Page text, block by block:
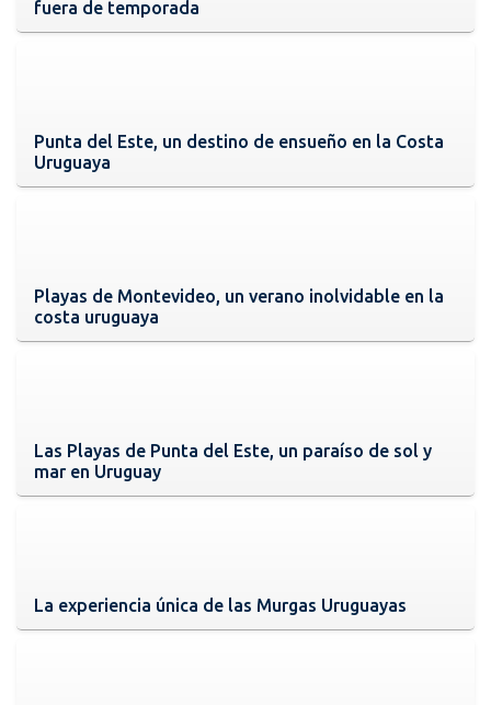
fuera de temporada
Punta del Este, un destino de ensueño en la Costa
Uruguaya
Playas de Montevideo, un verano inolvidable en la
costa uruguaya
Las Playas de Punta del Este, un paraíso de sol y
mar en Uruguay
La experiencia única de las Murgas Uruguayas